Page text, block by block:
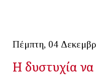
Πέμπτη, 04
Η δυστυχία